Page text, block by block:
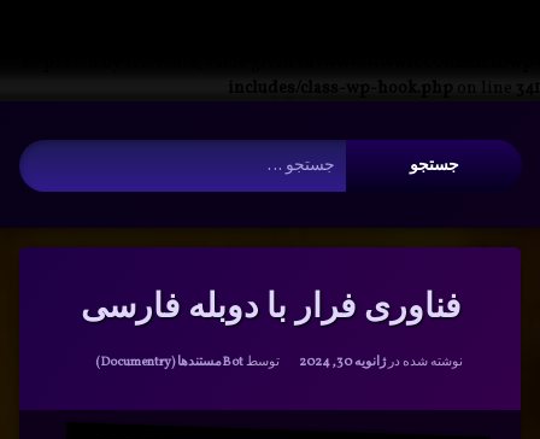
محتوا
آرشیو
جستجو برای:
فناوری فرار با دوبله فارسی
نوشته شده درژانویه 30, 2024 توسطBotدسته بندی ها:
مستندها (Documentry)